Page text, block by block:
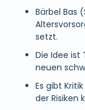
Bärbel Bas
setzt.
Die Idee ist
neuen
Es gibt
der Risiken